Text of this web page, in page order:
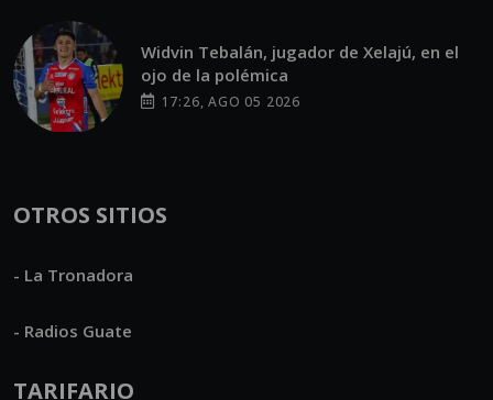
Widvin Tebalán, jugador de Xelajú, en el
ojo de la polémica
17:26, AGO 05 2026
OTROS SITIOS
- La Tronadora
- Radios Guate
TARIFARIO